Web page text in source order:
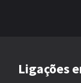
Ligações